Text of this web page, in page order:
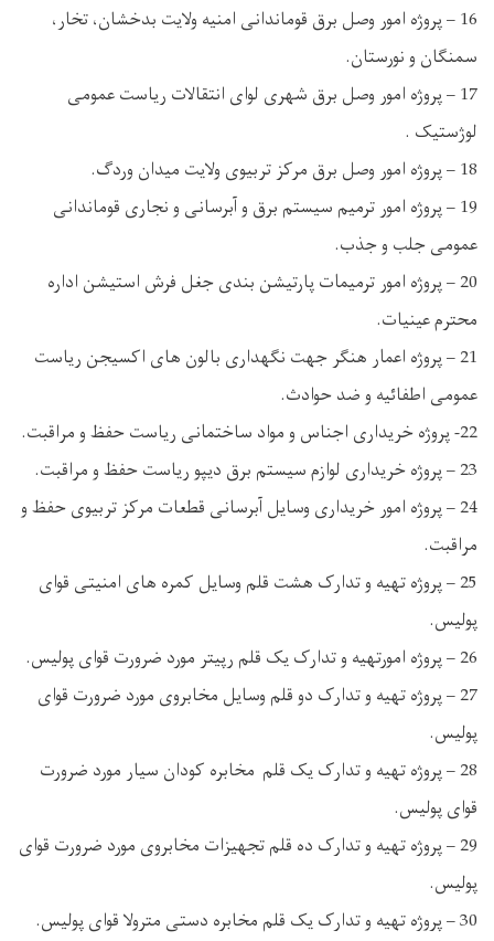
16 – پروژه امور وصل برق قوماندانی امنیه ولایت بدخشان، تخار،
سمنگان و نورستان.
17 – پروژه امور وصل برق شهری لوای انتقالات ریاست عمومی
لوژستیک .
18 – پروژه امور وصل برق مرکز تربیوی ولایت میدان وردگ.
19 – پروژه امور ترمیم سیستم برق و آبرسانی و نجاری قوماندانی
عمومی جلب و جذب.
20 – پروژه امور ترمیمات پارتیشن بندی جغل فرش استیشن اداره
محترم عینیات.
21 – پروژه اعمار هنگر جهت نگهداری بالون های اکسیجن ریاست
عمومی اطفائیه و ضد حوادث.
22- پروژه خریداری اجناس و مواد ساختمانی ریاست حفظ و مراقبت.
23 – پروژه خریداری لوازم سیستم برق دیپو ریاست حفظ و مراقبت.
24 – پروژه امور خریداری وسایل آبرسانی قطعات مرکز تربیوی حفظ و
مراقبت.
25 – پروژه تهیه و تدارک هشت قلم وسایل کمره های امنیتی قوای
پولیس.
26 – پروژه امورتهیه و تدارک یک قلم رپیتر مورد ضرورت قوای پولیس.
27 – پروژه تهیه و تدارک دو قلم وسایل مخابروی مورد ضرورت قوای
پولیس.
28 – پروژه تهیه و تدارک یک قلم مخابره کودان سیار مورد ضرورت
قوای پولیس.
29 – پروژه تهیه و تدارک ده قلم تجهیزات مخابروی مورد ضرورت قوای
پولیس.
30 – پروژه تهیه و تدارک یک قلم مخابره دستی مترولا قوای پولیس.